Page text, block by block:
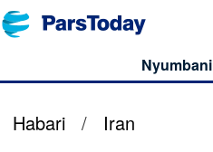
Nyumbani
Habari / Iran